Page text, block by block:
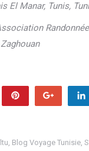
El Manar, Tunis,
Enregistrer
, Blog Voyage Tunisie,